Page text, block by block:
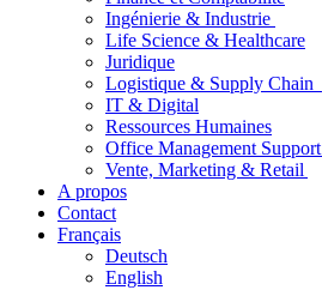
Ingénierie & Industrie
Life Science & Healthcare
Juridique
Logistique & Supply Chain
IT & Digital
Ressources Humaines
Office Management Support
Vente, Marketing & Retail
A propos
Contact
Français
Deutsch
English